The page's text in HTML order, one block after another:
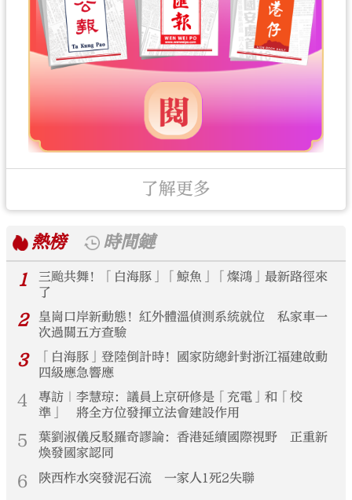
了解更多
熱榜
時間鏈
1
三颱共舞！「白海豚」「鯨魚」「燦鴻」最新路徑來
了
2
皇崗口岸新動態！紅外體溫偵測系統就位 私家車一
次過關五方查驗
3
「白海豚」登陸倒計時！國家防總針對浙江福建啟動
四級應急響應
4
專訪｜李慧琼：議員上京研修是「充電」和「校
準」 將全方位發揮立法會建設作用
5
葉劉淑儀反駁羅奇謬論：香港延續國際視野 正重新
煥發國家認同
6 陝西柞水突發泥石流 一家人1死2失聯